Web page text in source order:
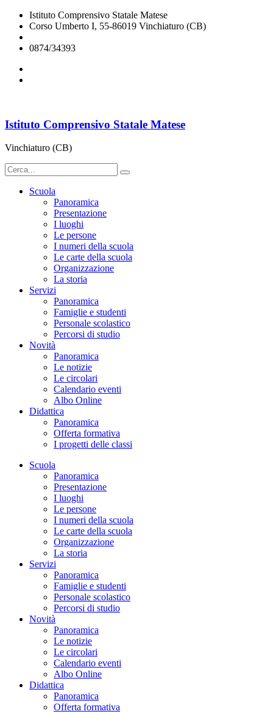
Istituto Comprensivo Statale Matese
Corso Umberto I, 55-86019 Vinchiaturo (CB)
0874/34393
Istituto Comprensivo Statale Matese
Vinchiaturo (CB)
Scuola
Panoramica
Presentazione
I luoghi
Le persone
I numeri della scuola
Le carte della scuola
Organizzazione
La storia
Servizi
Panoramica
Famiglie e studenti
Personale scolastico
Percorsi di studio
Novità
Panoramica
Le notizie
Le circolari
Calendario eventi
Albo Online
Didattica
Panoramica
Offerta formativa
I progetti delle classi
Scuola
Panoramica
Presentazione
I luoghi
Le persone
I numeri della scuola
Le carte della scuola
Organizzazione
La storia
Servizi
Panoramica
Famiglie e studenti
Personale scolastico
Percorsi di studio
Novità
Panoramica
Le notizie
Le circolari
Calendario eventi
Albo Online
Didattica
Panoramica
Offerta formativa